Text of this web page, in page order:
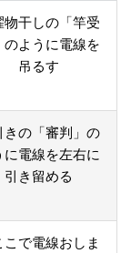
物干しの「竿受
のように電線を
吊るす
きの「審判」の
に電線を左右に
引き留める
こで電線おしま